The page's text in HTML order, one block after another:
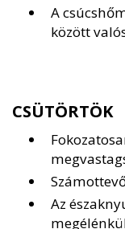
A
között
CSÜTÖRTÖK
Az